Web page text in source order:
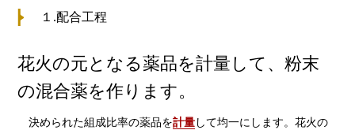
１.配合工程
花火の元となる薬品を計量して、粉末
の混合薬を作ります。
決められた組成比率の薬品を計量して均一にします。花火の